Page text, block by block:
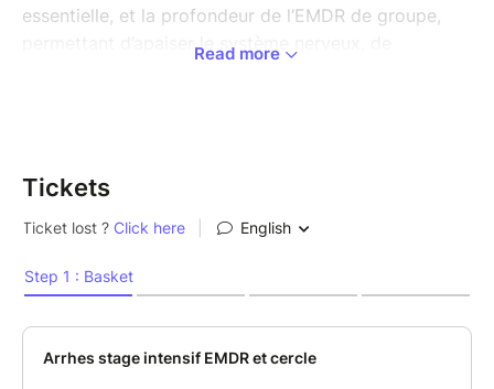
essentielle, et la profondeur de l’EMDR de groupe,
permettant d’apaiser le système nerveux, de
collective : pratiques de reliance, méditations,
protocoles thérapeutiques viendront rythmer ce
C’est une invitation à ouvrir vos perceptions, à oser
Read more
Tickets